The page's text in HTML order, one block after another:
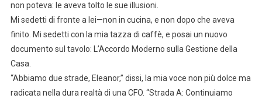
non poteva: le aveva tolto le sue illusioni.
Mi sedetti di fronte a lei—non in cucina, e non dopo che aveva
finito. Mi sedetti con la mia tazza di caffè, e posai un nuovo
documento sul tavolo: L’Accordo Moderno sulla Gestione della
Casa.
“Abbiamo due strade, Eleanor,” dissi, la mia voce non più dolce ma
radicata nella dura realtà di una CFO. “Strada A: Continuiamo